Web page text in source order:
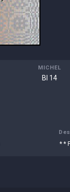
MICHEL
Bl 14
* *